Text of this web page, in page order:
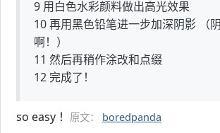
9 用白色水彩颜料做出高光效果
10 再用黑色铅笔进一步加深阴影 （
啊！）
11 然后再稍作涂改和点缀
12 完成了！
so easy ！ 原文： boredpanda